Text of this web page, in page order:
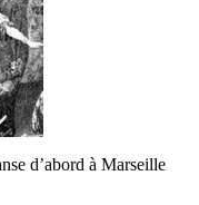
d’abord à Marseille